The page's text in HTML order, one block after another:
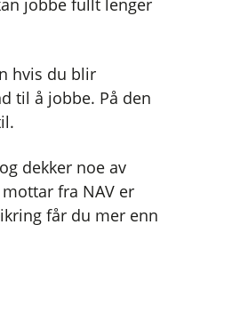
jobbe fullt lenger
hvis du blir
til å jobbe. På den
dekker noe av
fra NAV er
får du mer enn